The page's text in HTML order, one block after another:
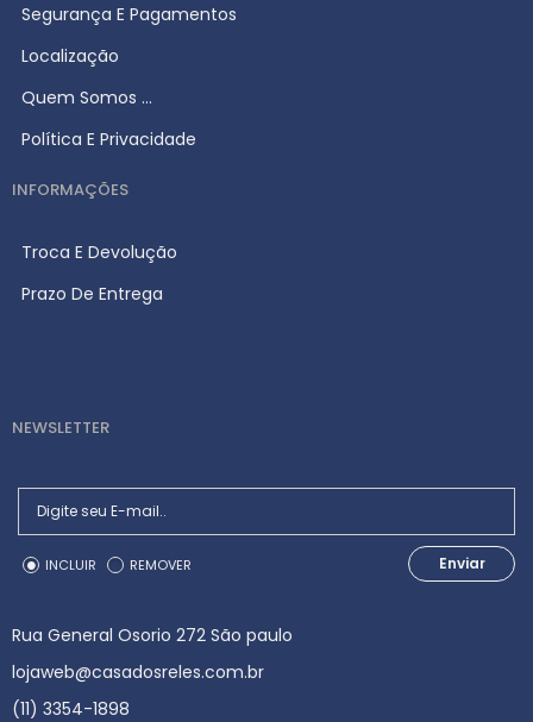
Segurança E Pagamentos
Localização
Quem Somos ...
Política E Privacidade
INFORMAÇÕES
Troca E Devolução
Prazo De Entrega
NEWSLETTER
INCLUIR REMOVER Enviar
Rua General Osorio 272 São paulo
lojaweb@casadosreles.com.br
(11) 3354-1898